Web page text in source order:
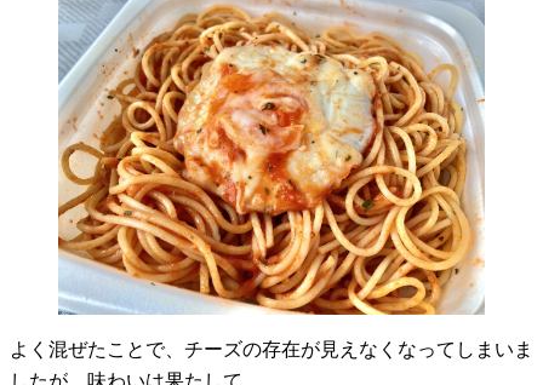
よく混ぜたことで、チーズの存在が見えなくなってしまいま
したが、味わいは果たして……。